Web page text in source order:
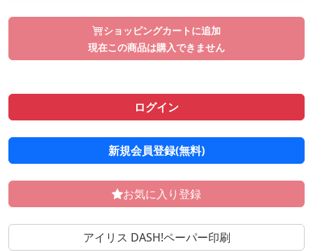
ショッピングカートに追加
現在この商品は購入できません
ログイン
新規会員登録(無料)
お気に入り登録
アイリス DASH!ペーパー印刷